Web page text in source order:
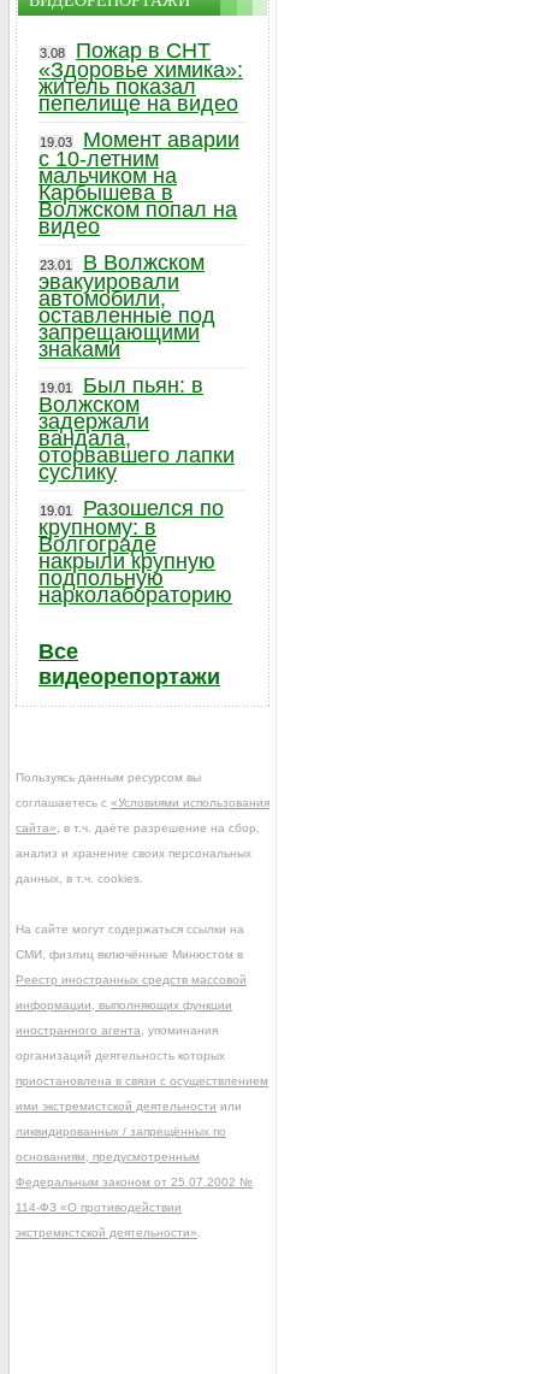
3.08
Пожар в СНТ
«Здоровье химика»:
житель показал
пепелище на видео
19.03
Момент аварии
с 10-летним
мальчиком на
Карбышева в
Волжском попал на
видео
23.01
В Волжском
эвакуировали
автомобили,
оставленные под
запрещающими
знаками
19.01
Был пьян: в
Волжском
задержали
вандала,
оторвавшего лапки
суслику
19.01
Разошелся по
крупному: в
Волгограде
накрыли крупную
подпольную
нарколабораторию
Все
видеорепортажи
Пользуясь данным ресурсом вы
соглашаетесь с «Условиями использования
сайта» , в т.ч. даёте разрешение на сбор,
анализ и хранение своих персональных
данных, в т.ч. cookies.
На сайте могут содержаться ссылки на
СМИ, физлиц включённые Минюстом в
Реестр иностранных средств массовой
информации, выполняющих функции
иностранного агента , упоминания
организаций деятельность которых
приостановлена в связи с осуществлением
ими экстремистской деятельности или
ликвидированных / запрещённых по
основаниям, предусмотренным
Федеральным законом от 25.07.2002 №
114-ФЗ «О противодействии
экстремистской деятельности»